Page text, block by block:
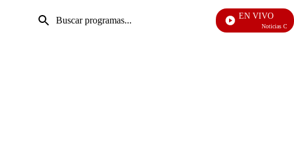
Entrada
de
EN VIVO
Noticias Caracol